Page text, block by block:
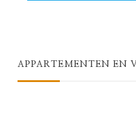
APPARTEMENTEN EN